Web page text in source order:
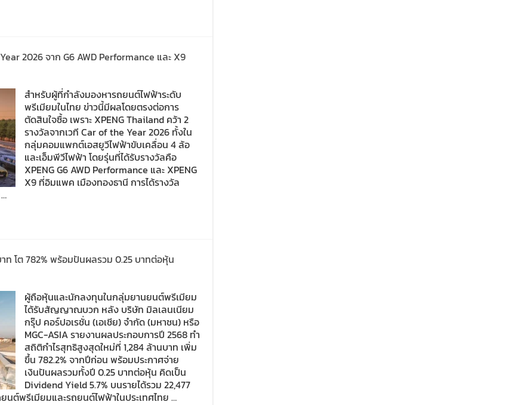
2026 จาก G6 AWD Performance และ X9
สำหรับผู้ที่กำลังมองหารถยนต์ไฟฟ้าระดับ
พรีเมียมในไทย ข่าวนี้มีผลโดยตรงต่อการ
ตัดสินใจซื้อ เพราะ XPENG Thailand คว้า 2
รางวัลจากเวที Car of the Year 2026 ทั้งใน
กลุ่มคอมแพกต์เอสยูวีไฟฟ้าขับเคลื่อน 4 ล้อ
และเอ็มพีวีไฟฟ้า โดยรุ่นที่ได้รับรางวัลคือ
XPENG G6 AWD Performance และ XPENG
X9 ที่อิมแพค เมืองทองธานี การได้รางวัล
ท โต 782% พร้อมปันผลรวม 0.25 บาทต่อหุ้น
ผู้ถือหุ้นและนักลงทุนในกลุ่มยานยนต์พรีเมียม
ได้รับสัญญาณบวก หลัง บริษัท มิลเลนเนียม
กรุ๊ป คอร์ปอเรชั่น (เอเชีย) จำกัด (มหาชน) หรือ
MGC-ASIA รายงานผลประกอบการปี 2568 ทำ
สถิติกำไรสุทธิสูงสุดใหม่ที่ 1,284 ล้านบาท เพิ่ม
ขึ้น 782.2% จากปีก่อน พร้อมประกาศจ่าย
เงินปันผลรวมทั้งปี 0.25 บาทต่อหุ้น คิดเป็น
Dividend Yield 5.7% บนรายได้รวม 22,477
ต์พรีเมียมและรถยนต์ไฟฟ้าในประเทศไทย …